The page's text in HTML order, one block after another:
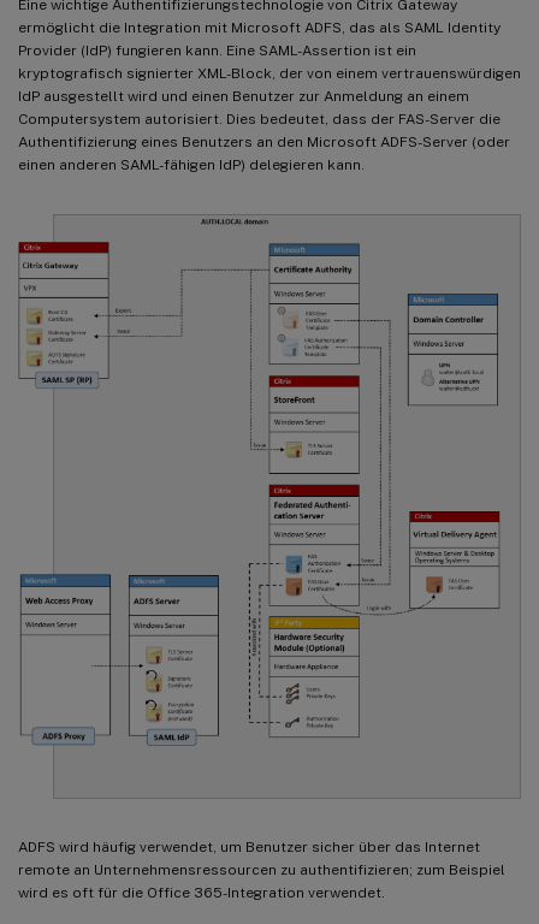
Eine wichtige Authentifizierungstechnologie von Citrix Gateway
ermöglicht die Integration mit Microsoft ADFS, das als SAML Identity
Provider (IdP) fungieren kann. Eine SAML-Assertion ist ein
kryptografisch signierter XML-Block, der von einem vertrauenswürdigen
IdP ausgestellt wird und einen Benutzer zur Anmeldung an einem
Computersystem autorisiert. Dies bedeutet, dass der FAS-Server die
Authentifizierung eines Benutzers an den Microsoft ADFS-Server (oder
einen anderen SAML-fähigen IdP) delegieren kann.
ADFS wird häufig verwendet, um Benutzer sicher über das Internet
remote an Unternehmensressourcen zu authentifizieren; zum Beispiel
wird es oft für die Office 365-Integration verwendet.